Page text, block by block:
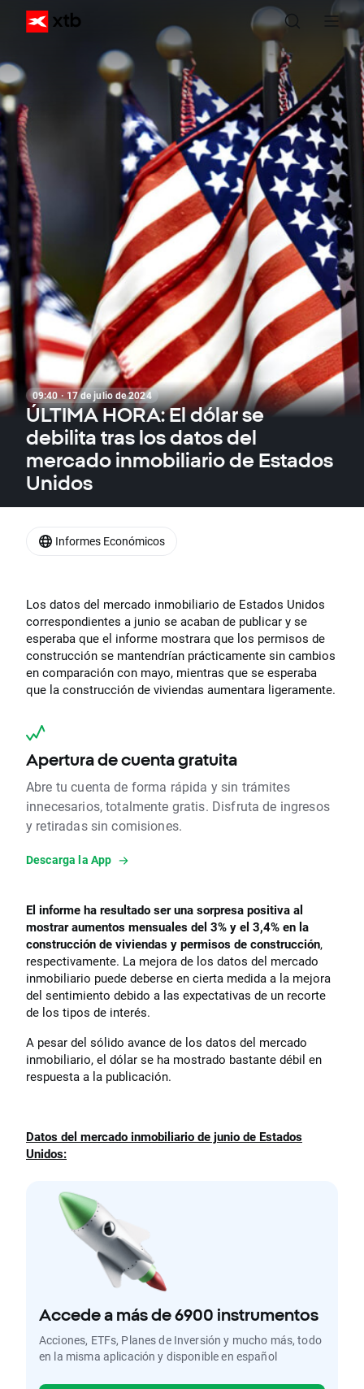
09:40 · 17 de julio de 2024
ÚLTIMA HORA: El dólar se
debilita tras los datos del
mercado inmobiliario de Estados
Unidos
Los datos del mercado inmobiliario de Estados Unidos
correspondientes a junio se acaban de publicar y se
esperaba que el informe mostrara que los permisos de
construcción se mantendrían prácticamente sin cambios
en comparación con mayo, mientras que se esperaba
que la construcción de viviendas aumentara ligeramente.
Apertura de cuenta gratuita
Abre tu cuenta de forma rápida y sin trámites
innecesarios, totalmente gratis. Disfruta de ingresos
y retiradas sin comisiones.
Descarga la App
El informe ha resultado ser una sorpresa positiva al
mostrar aumentos mensuales del 3% y el 3,4% en la
construcción de viviendas y permisos de construcción,
respectivamente. La mejora de los datos del mercado
inmobiliario puede deberse en cierta medida a la mejora
del sentimiento debido a las expectativas de un recorte
de los tipos de interés.
A pesar del sólido avance de los datos del mercado
inmobiliario, el dólar se ha mostrado bastante débil en
respuesta a la publicación.
Datos del mercado inmobiliario de junio de Estados
Unidos:
Accede a más de 6900 instrumentos
Acciones, ETFs, Planes de Inversión y mucho más, todo
en la misma aplicación y disponible en español
Informes Económicos